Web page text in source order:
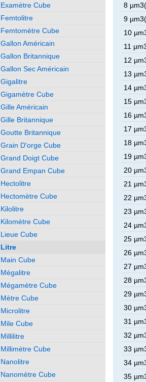
8
9
10
11
12
13
14
15
16
17
18
19
20
21
22
23
24
25
26
27
28
29
30
31
32
33
34
35
Examètre Cube
Femtolitre
Femtomètre Cube
Gallon Américain
Gallon Britannique
Gallon Sec Américain
Gigalitre
Gigamètre Cube
Gille Américain
Gille Britannique
Goutte Britannique
Grain D'orge Cube
Grand Doigt Cube
Grand Empan Cube
Hectolitre
Hectomètre Cube
Kilolitre
Kilomètre Cube
Lieue Cube
Litre
Main Cube
Mégalitre
Mégamètre Cube
Mètre Cube
Microlitre
Mile Cube
Millilitre
Millimètre Cube
Nanolitre
Nanomètre Cube